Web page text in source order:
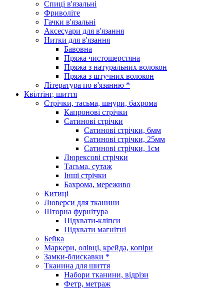
Спиці в'язальні
Фриволіте
Гачки в'язальні
Аксесуари для в'язання
Нитки для в'язання
Бавовна
Пряжа чистошерстяна
Пряжа з натуральних волокон
Пряжа з штучних волокон
Література по в'язанню *
Квілтінг, шиття
Стрічки, тасьма, шнури, бахрома
Капронові стрічки
Сатинові стрічки
Сатинові стрічки, 6мм
Сатинові стрічки, 25мм
Сатинові стрічки, 1см
Люрексові стрічки
Тасьма, сутаж
Інші стрічки
Бахрома, мереживо
Китиці
Люверси для тканини
Шторна фурнітура
Підхвати-кліпси
Підхвати магнітні
Бейка
Маркери, олівці, крейда, копіри
Замки-блискавки *
Тканина для шиття
Набори тканини, відрізи
Фетр, метраж